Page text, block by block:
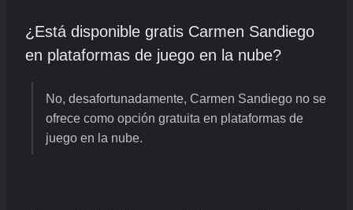
¿Está disponible gratis Carmen Sandiego
en plataformas de juego en la nube?
No, desafortunadamente, Carmen Sandiego no se
ofrece como opción gratuita en plataformas de
juego en la nube.